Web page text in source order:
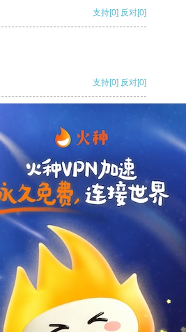
支持[0] 反对[0]
支持[0] 反对[0]
反对
反对[0]